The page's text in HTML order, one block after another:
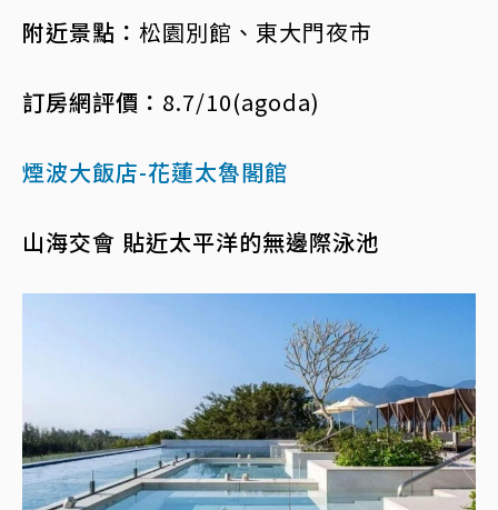
附近景點： 松園別館、東大門夜市
訂房網評價： 8.7/10(agoda)
煙波大飯店-花蓮太魯閣館
山海交會 貼近太平洋的無邊際泳池